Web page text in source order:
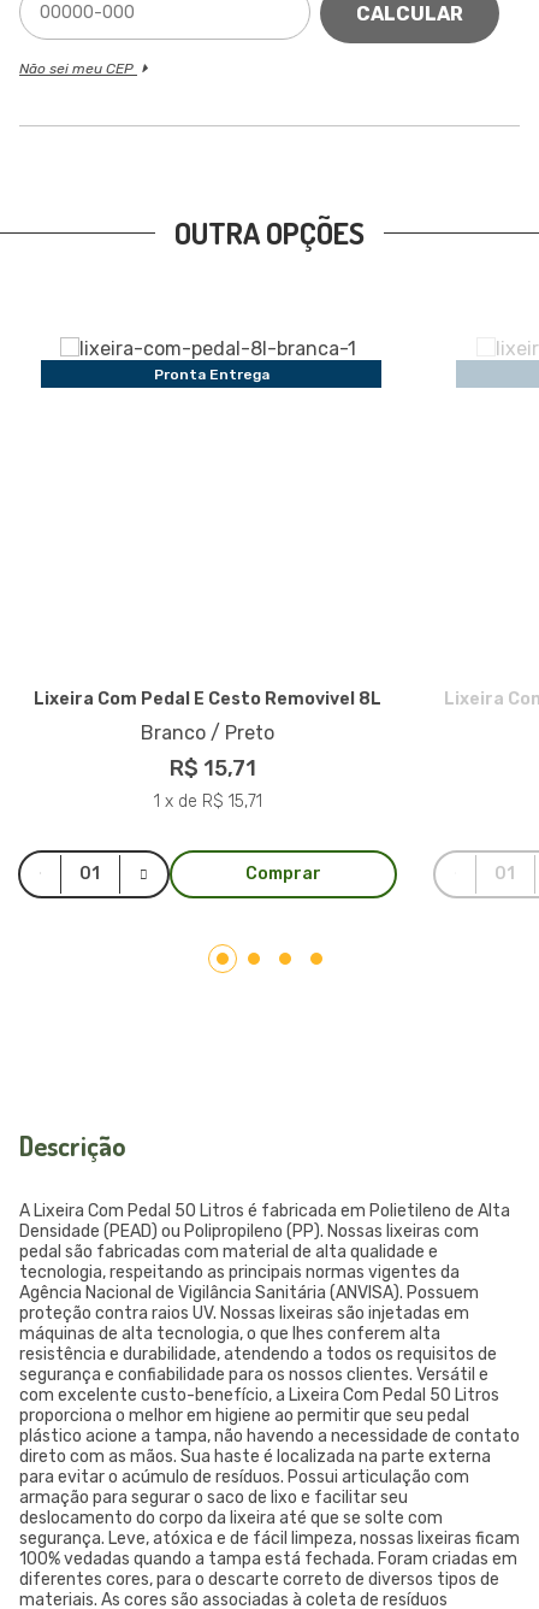
CALCULAR
Não sei meu CEP
OUTRA OPÇÕES
Pronta Entrega
Lixeira Com Pedal E Cesto Removivel 8L
Branco / Preto
R$ 15,71
1 x de R$ 15,71
Comprar
Lixeira
Descrição
A Lixeira Com Pedal 50 Litros é fabricada em Polietileno de Alta
Densidade (PEAD) ou Polipropileno (PP). Nossas lixeiras com
pedal são fabricadas com material de alta qualidade e
tecnologia, respeitando as principais normas vigentes da
Agência Nacional de Vigilância Sanitária (ANVISA). Possuem
proteção contra raios UV. Nossas lixeiras são injetadas em
máquinas de alta tecnologia, o que lhes conferem alta
resistência e durabilidade, atendendo a todos os requisitos de
segurança e confiabilidade para os nossos clientes. Versátil e
com excelente custo-benefício, a Lixeira Com Pedal 50 Litros
proporciona o melhor em higiene ao permitir que seu pedal
plástico acione a tampa, não havendo a necessidade de contato
direto com as mãos. Sua haste é localizada na parte externa
para evitar o acúmulo de resíduos. Possui articulação com
armação para segurar o saco de lixo e facilitar seu
deslocamento do corpo da lixeira até que se solte com
segurança. Leve, atóxica e de fácil limpeza, nossas lixeiras ficam
100% vedadas quando a tampa está fechada. Foram criadas em
diferentes cores, para o descarte correto de diversos tipos de
materiais. As cores são associadas à coleta de resíduos